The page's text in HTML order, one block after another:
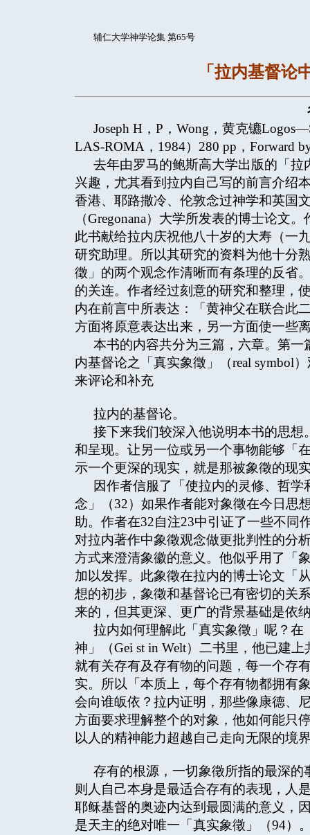
辅仁大学神学论集 第65号
「拉内基督
Joseph H，P，Wong，黄克镳
LAS-ROMA，1984）280 pp，Forward
去年由罗马的鲍斯高大学出版的「
兴趣，尤其看到拉内自己写的前言介绍
香港、耶路撒冷、伦敦念过神学和英国
（Gregonana）大学所发表的博士论文
此书献给拉内庆祝他八十岁的大寿（一
研究助理。所以其研究的资料为他十分
徵」的两个观念作清晰而有条理的反省
的关连。作者经过刻意的研究和整理，
内在前言中所表达：「黄神父在联合此
方面将原意表达出来，另一方面使一些
本书的内容共分为三篇，六章。第
内基督论之「真实象徵」（real
来评论和补充
拉内的基督论。
接下来我们较深入他说明本书的思
和呈现。让另一位或另一个事物能够「
示一个更深的现实，就是那被象徵的现
因作者信服了「使拉内的灵修、哲
念」（32）如果作者能对象徵在今日思
助。作者在32自注23中引证了一些不同
对拉内著作中象徵观念做更批判性的分
方式来澄清象徽的意义。他似乎用了「
加以发挥。此象徵在拉内的博士论文「
想的初步，象徵和基督论已有密切的关
来的，但其更深、更广的背景基础是依
拉内如何理解此「真实象徵」呢？在
神」（Gei st in Welt）二书里，他已建
就有关存有及存有物的问题，每一个存
实。所以「本质上，每个存有物都拥有
会向谁皈依？拉内证明，那些像康德、
方面要求理解整个的对象，他如何能只
以人的精神能力超越自己走向无限的境
存有的根源，一切象徵所指的最深
则人自己本身是最适合存有的表现，人
耶稣基督的奥迹内达到最圆满的意义，
是天主的绝对唯一「真实象徵」（94）